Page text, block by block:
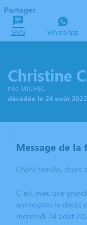
Partager
SMS WhatsApp
Christine
née MICHEL
décédée le 24 août
Message de la
Chère famille, chers
C’est avec une
annonçons le décès
mercredi 24 août